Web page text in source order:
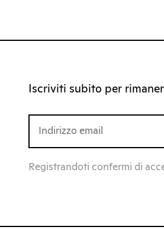
Iscriviti subito per
Registrandoti confermi di